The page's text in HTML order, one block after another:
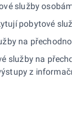
služby osobám,
pobytové služby
na přechodnou
služby na
z